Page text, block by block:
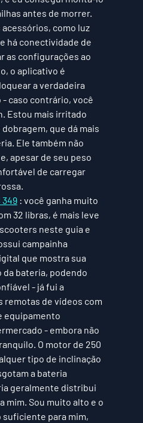
antes de morrer.
como luz
há conectividade de
as configurações ao
o aplicativo é
a verdadeira
caso contrário, você
Estou mais irritado
que dá mais
Ele também não
apesar de seu peso
de carregar
349 : você ganha muito
32 libras, é mais leve
neste guia e
campainha
que mostra sua
da bateria, podendo
- já fui a
remotas de vídeos com
equipamento
- embora não
O motor de 250
tipo de inclinação
a bateria
geralmente distribui
mim. Sou muito alto e o
suficiente para mim,